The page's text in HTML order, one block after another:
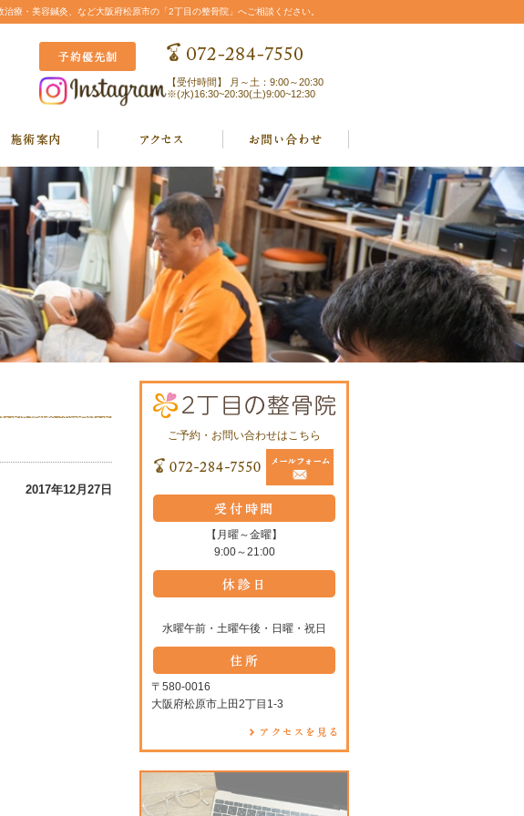
療・美容鍼灸、など大阪府松原市の「2丁目の整骨院」へご相談ください。
【受付時間】 月～土：9:00～20:30
※(水)16:30~20:30(土)9:00~12:30
2017年12月27日
ご予約・お問い合わせはこちら
【月曜～金曜】
9:00～21:00
水曜午前・土曜午後・日曜・祝日
〒580-0016
大阪府松原市上田2丁目1-3